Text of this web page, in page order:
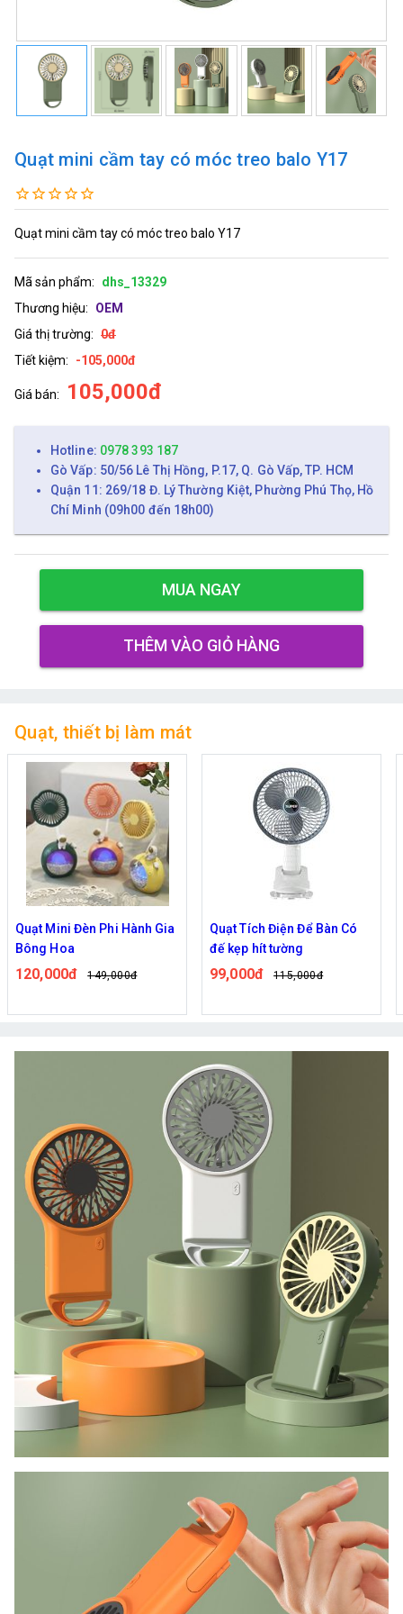
Quạt mini cầm tay có móc treo balo Y17
Quạt mini cầm tay có móc treo balo Y17
Mã sản phẩm:
dhs_13329
Thương hiệu:
OEM
Giá thị trường: 0đ
Tiết kiệm:
-105,000đ
Giá bán: 105,000đ
Hotline: 0978 393 187
Gò Vấp: 50/56 Lê Thị Hồng, P.17, Q. Gò Vấp, TP. HCM
Quận 11: 269/18 Đ. Lý Thường Kiệt, Phường Phú Thọ, Hồ
Chí Minh (09h00 đến 18h00)
MUA NGAY
THÊM VÀO GIỎ HÀNG
Quạt, thiết bị làm mát
Quạt Mini Đèn Phi Hành Gia
Bông Hoa
120,000đ 149,000đ
Quạt Tích Điện Để Bàn Có
đế kẹp hít tường
99,000đ 115,000đ